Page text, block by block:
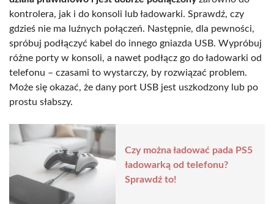
kontrolera, jak i do konsoli lub ładowarki. Sprawdź, czy
gdzieś nie ma luźnych połączeń. Następnie, dla pewności,
spróbuj podłączyć kabel do innego gniazda USB. Wypróbuj
różne porty w konsoli, a nawet podłącz go do ładowarki od
telefonu – czasami to wystarczy, by rozwiązać problem.
Może się okazać, że dany port USB jest uszkodzony lub po
prostu słabszy.
Czy można ładować pada PS5
ładowarką od telefonu?
Sprawdź to!